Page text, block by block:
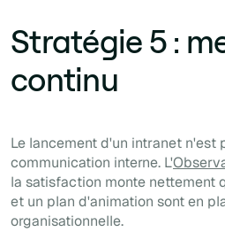
Stratégie 5 :
continu
Le lancement d'un intranet n'est
communication interne. L'
la satisfaction monte nettement
et un plan d'animation sont en
organisationnelle.